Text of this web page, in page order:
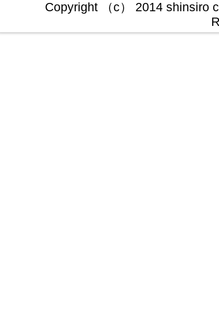
Copyright （c） 2014 shinsiro